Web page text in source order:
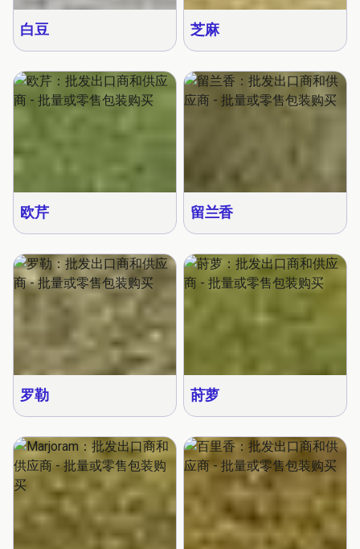
白豆 芝麻
欧芹 留兰香
罗勒 莳萝